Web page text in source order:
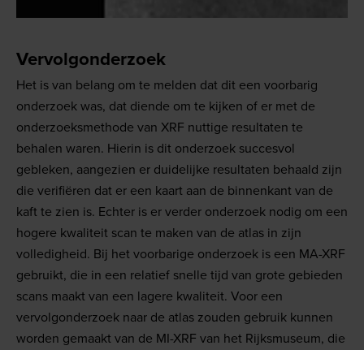
Vervolgonderzoek
Het is van belang om te melden dat dit een voorbarig
onderzoek was, dat diende om te kijken of er met de
onderzoeksmethode van XRF nuttige resultaten te
behalen waren. Hierin is dit onderzoek succesvol
gebleken, aangezien er duidelijke resultaten behaald zijn
die verifiëren dat er een kaart aan de binnenkant van de
kaft te zien is. Echter is er verder onderzoek nodig om een
hogere kwaliteit scan te maken van de atlas in zijn
volledigheid. Bij het voorbarige onderzoek is een MA-XRF
gebruikt, die in een relatief snelle tijd van grote gebieden
scans maakt van een lagere kwaliteit. Voor een
vervolgonderzoek naar de atlas zouden gebruik kunnen
worden gemaakt van de MI-XRF van het Rijksmuseum, die